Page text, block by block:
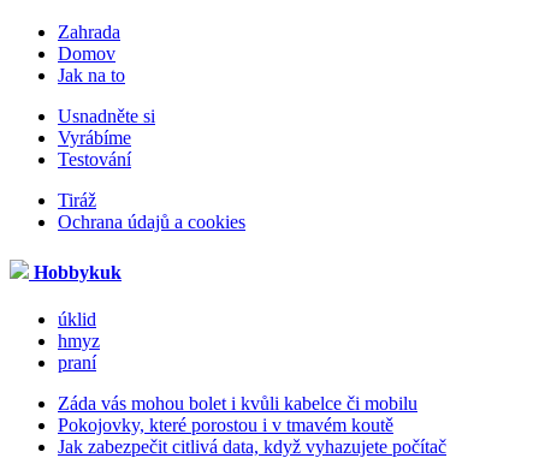
Zahrada
Domov
Jak na to
Usnadněte si
Vyrábíme
Testování
Tiráž
Ochrana údajů a cookies
Hobbykuk
úklid
hmyz
praní
Záda vás mohou bolet i kvůli kabelce či mobilu
Pokojovky, které porostou i v tmavém koutě
Jak zabezpečit citlivá data, když vyhazujete počítač